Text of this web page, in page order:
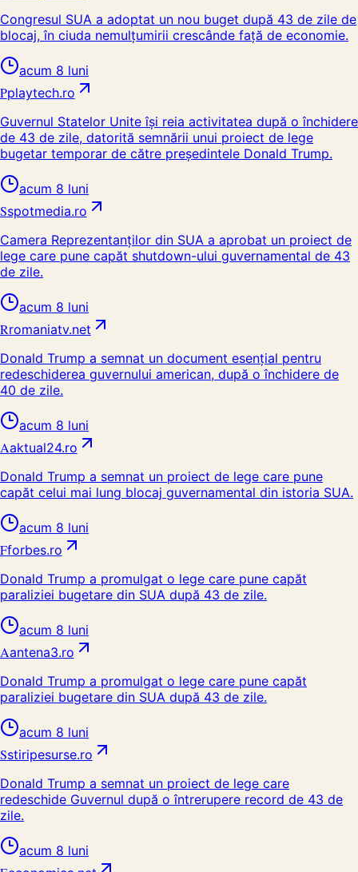
Congresul SUA a adoptat un nou buget după 43 de zile de
blocaj, în ciuda nemulțumirii crescânde față de economie.
acum 8 luni
Pplaytech.ro
Guvernul Statelor Unite își reia activitatea după o închidere
de 43 de zile, datorită semnării unui proiect de lege
bugetar temporar de către președintele Donald Trump.
acum 8 luni
Sspotmedia.ro
Camera Reprezentanților din SUA a aprobat un proiect de
lege care pune capăt shutdown-ului guvernamental de 43
de zile.
acum 8 luni
Rromaniatv.net
Donald Trump a semnat un document esențial pentru
redeschiderea guvernului american, după o închidere de
40 de zile.
acum 8 luni
Aaktual24.ro
Donald Trump a semnat un proiect de lege care pune
capăt celui mai lung blocaj guvernamental din istoria SUA.
acum 8 luni
Fforbes.ro
Donald Trump a promulgat o lege care pune capăt
paraliziei bugetare din SUA după 43 de zile.
acum 8 luni
Aantena3.ro
Donald Trump a promulgat o lege care pune capăt
paraliziei bugetare din SUA după 43 de zile.
acum 8 luni
Sstiripesurse.ro
Donald Trump a semnat un proiect de lege care
redeschide Guvernul după o întrerupere record de 43 de
zile.
acum 8 luni